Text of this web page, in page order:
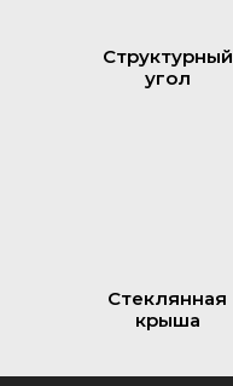
Структурный
угол
Стеклянная
крыша